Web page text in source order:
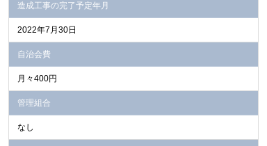
造成工事の完了予定年月
2022年7月30日
自治会費
月々400円
管理組合
なし